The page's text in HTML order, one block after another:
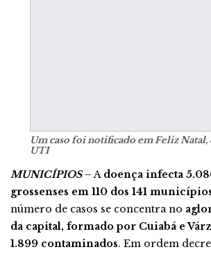
Um caso foi notificado em Feliz Natal,
UTI
MUNICÍPIOS – A doença infecta
grossenses em 110 dos 141
número de casos se concentra no
da capital, formado por Cuiabá e
1.899 contaminados. Em ordem